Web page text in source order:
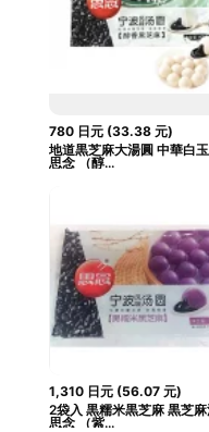
780 日元(33.38 元)
地道黒芝麻大湯圓 中華白
思念 （醇...
1,310 日元(56.07 元)
2袋入 黒糯米黒芝麻 黒芝
思念 （紫...